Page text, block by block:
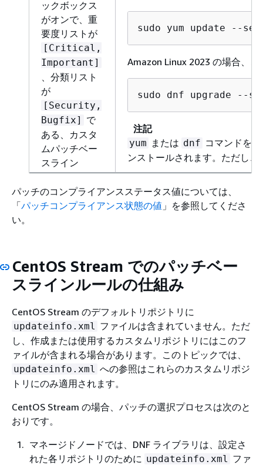
ックボックス
がオンで、重
要度リストが
[Critical,
Important]
、分類リスト
が
[Security,
Bugfix]
で
ある、カスタ
ムパッチベー
スライン
sudo yum update --
Amazon Linux 2023 の場合、
sudo dnf upgrade --
注記
yum または dnf コマンドを
ンストールされます。ただし
パッチのコンプライアンスステータス値については、
「パッチコンプライアンス状態の値 」を参照してくださ
い。
CentOS Stream でのパッチベー
スラインルールの仕組み
CentOS Stream のデフォルトリポジトリに
updateinfo.xml ファイルは含まれていません。ただ
し、作成または使用するカスタムリポジトリにはこのフ
ァイルが含まれる場合があります。このトピックでは、
updateinfo.xml への参照はこれらのカスタムリポジ
トリにのみ適用されます。
CentOS Stream の場合、パッチの選択プロセスは次のと
おりです。
マネージドノードでは、DNF ライブラリは、設定さ
れた各リポジトリのために updateinfo.xml ファ